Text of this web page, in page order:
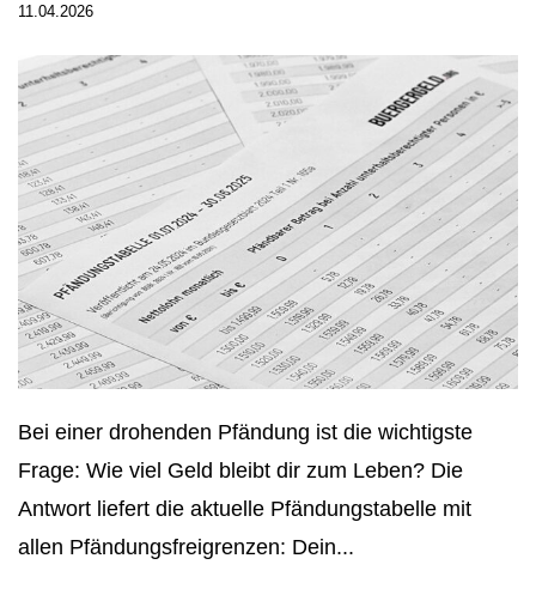
11.04.2026
Bei einer drohenden Pfändung ist die wichtigste
Frage: Wie viel Geld bleibt dir zum Leben? Die
Antwort liefert die aktuelle Pfändungstabelle mit
allen Pfändungsfreigrenzen: Dein...